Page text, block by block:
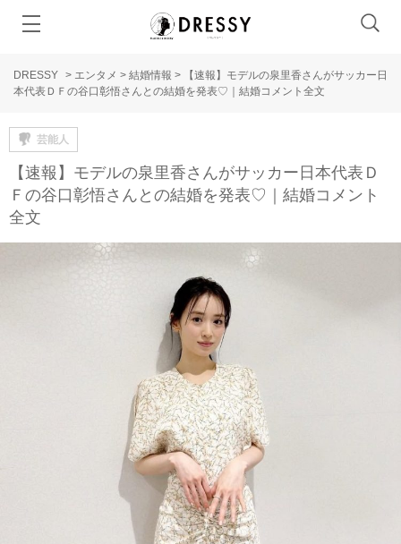
DRESSY > エンタメ > 結婚情報 >
【速報】モデルの泉里香さんがサッカー日
本代表ＤＦの谷口彰悟さんとの結婚を発表♡｜結婚コメント全文
芸能人
【速報】モデルの泉里香さんがサッカー日本代表Ｄ
Ｆの谷口彰悟さんとの結婚を発表♡｜結婚コメント
全文